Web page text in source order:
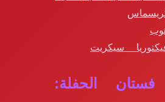
سيكريت
الحفلة: